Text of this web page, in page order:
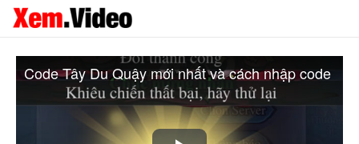
Code Tây Du Quậy mới nhất và cách nhập code